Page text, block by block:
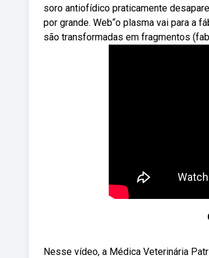
soro antiofídico praticamente
por grande. Web“o plasma vai para a
são transformadas em fragmentos
Nesse vídeo, a Médica Veterinária